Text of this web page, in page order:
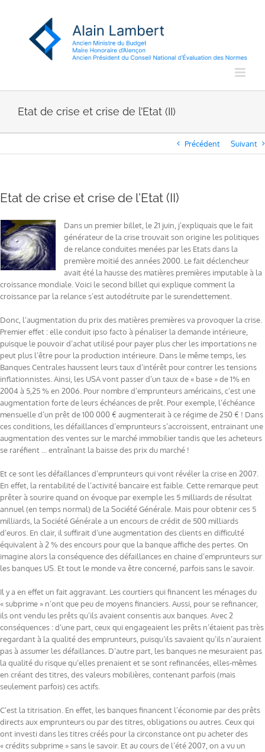
Etat de crise et crise de l’Etat (II)
Précédent Suivant
Etat de crise et crise de l’Etat (II)
Dans un premier billet, le 21 juin, j’expliquais que le fait
générateur de la crise trouvait son origine les politiques
de relance conduites menées par les Etats dans la
première moitié des années 2000. Le fait déclencheur
avait été la hausse des matières premières imputable à la
croissance mondiale. Voici le second billet qui explique comment la
croissance par la relance s’est autodétruite par le surendettement.
Donc, l’augmentation du prix des matières premières va provoquer la crise.
Premier effet : elle conduit ipso facto à pénaliser la demande intérieure,
puisque le pouvoir d’achat utilisé pour payer plus cher les importations ne
peut plus l’être pour la production intérieure. Dans le même temps, les
Banques Centrales haussent leurs taux d’intérêt pour contrer les tensions
inflationnistes. Ainsi, les USA vont passer d’un taux de « base » de 1% en
2004 à 5,25 % en 2006. Pour nombre d’emprunteurs américains, c’est une
augmentation forte de leurs échéances de prêt. Pour exemple, l’échéance
mensuelle d’un prêt de 100 000 € augmenterait à ce régime de 250 € ! Dans
ces conditions, les défaillances d’emprunteurs s’accroissent, entrainant une
augmentation des ventes sur le marché immobilier tandis que les acheteurs
se raréfient … entraînant la baisse des prix du marché !
Et ce sont les défaillances d’emprunteurs qui vont révéler la crise en 2007.
En effet, la rentabilité de l’activité bancaire est faible. Cette remarque peut
prêter à sourire quand on évoque par exemple les 5 milliards de résultat
annuel (en temps normal) de la Société Générale. Mais pour obtenir ces 5
milliards, la Société Générale a un encours de crédit de 500 milliards
d’euros. En clair, il suffirait d’une augmentation des clients en difficulté
équivalent à 2 % des encours pour que la banque affiche des pertes. On
imagine alors la conséquence des défaillances en chaine d’emprunteurs sur
les banques US. Et tout le monde va être concerné, parfois sans le savoir.
Il y a en effet un fait aggravant. Les courtiers qui financent les ménages du
« subprime » n’ont que peu de moyens financiers. Aussi, pour se refinancer,
ils ont vendu les prêts qu’ils avaient consentis aux banques. Avec 2
conséquences : d’une part, ceux qui engageaient les prêts n’étaient pas très
regardant à la qualité des emprunteurs, puisqu’ils savaient qu’ils n’auraient
pas à assumer les défaillances. D’autre part, les banques ne mesuraient pas
la qualité du risque qu’elles prenaient et se sont refinancées, elles-mêmes
en créant des titres, des valeurs mobilières, contenant parfois (mais
seulement parfois) ces actifs.
C’est la titrisation. En effet, les banques financent l’économie par des prêts
directs aux emprunteurs ou par des titres, obligations ou autres. Ceux qui
ont investi dans les titres créés pour la circonstance ont pu acheter des
« crédits subprime » sans le savoir. Et au cours de l’été 2007, on a vu un